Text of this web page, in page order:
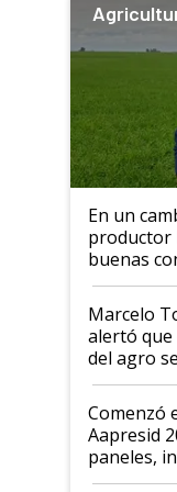
En un
productor
buenas
argentino
más
Marcelo
alertó que
del agro
"No es
Argentina
las
años"
Comenzó
Aapresid
paneles,
todas las